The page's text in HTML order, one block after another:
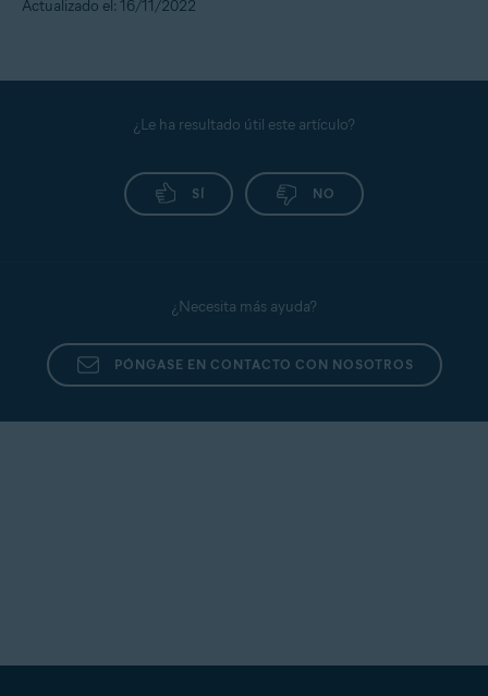
Actualizado el: 16/11/2022
¿Le ha resultado útil este artículo?
SÍ NO
¿Necesita más ayuda?
PÓNGASE EN CONTACTO CON NOSOTROS